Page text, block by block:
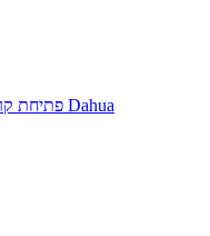
פתיחת קריאת שירות מצלמות אבטחה Dahua